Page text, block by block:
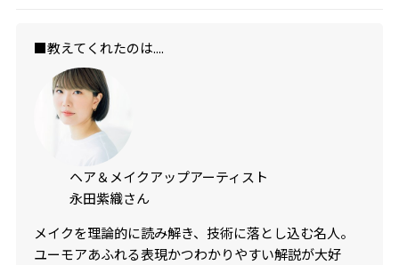
■教えてくれたのは....
ヘア＆メイクアップアーティスト
永田紫織さん
メイクを理論的に読み解き、技術に落とし込む名人。
ユーモアあふれる表現かつわかりやすい解説が大好